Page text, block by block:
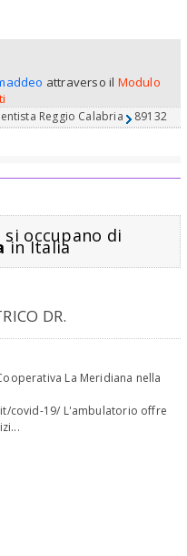
attraverso il Modulo
Reggio Calabria 89132
occupano di
in Italia
DR.
La Meridiana nella
covid-19/ L'ambulatorio offre